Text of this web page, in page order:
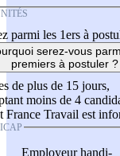
parmi les 1ers à
serez-vous
premiers à postuler ?
de plus de 15 jours,
moins de 4
France Travail est
Employeur handi-